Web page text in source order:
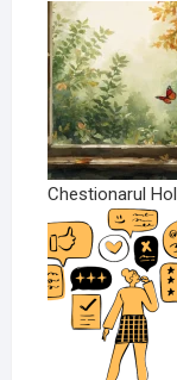
Chestionarul